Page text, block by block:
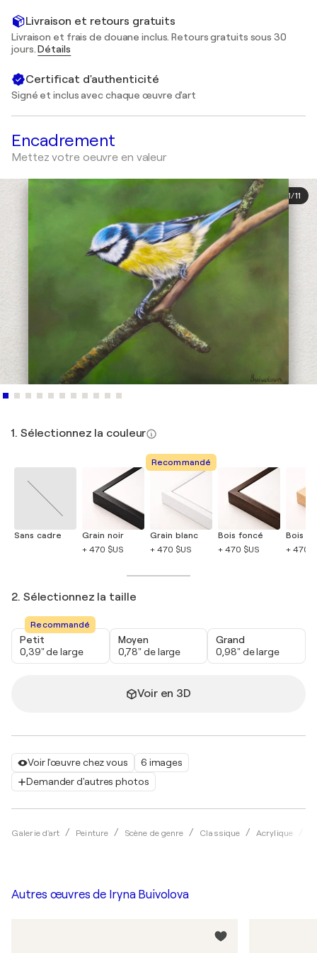
Voir l'œuvre chez vous
6 images
Demander d'autres photos
Galerie d'art Peinture Scène de genre Classique Acrylique
Livraison et retours gratuits
Livraison et frais de douane inclus. Retours gratuits sous 30
jours.Détails
Certificat d'authenticité
Signé et inclus avec chaque œuvre d'art
Encadrement
Mettez votre oeuvre en valeur
1/11
1. Sélectionnez la couleur
Sans cadre
Grain noir
+ 470 $US
Recommandé
Grain blanc
+ 470 $US
Bois foncé
+ 470 $US
Bois
+ 470
2. Sélectionnez la taille
Recommandé
Petit
0,39" de large
Moyen
0,78" de large
Grand
0,98" de large
Voir en 3D
Autres œuvres de Iryna Buivolova